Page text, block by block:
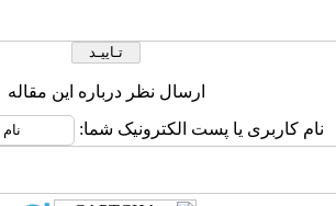
ارسال نظر درباره این مقاله
نام کاربری یا پست الکترونیک شما: